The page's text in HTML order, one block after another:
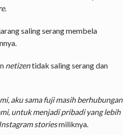
.
saling serang membela
netizentidak saling serang dan
aku sama fuji masih berhubungan
untuk menjadi pribadi yang lebih
Instagram storiesmiliknya.